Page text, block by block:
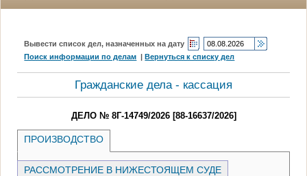
Вывести список дел, назначенных на дату
Поиск информации по делам |Вернуться к списку дел
Гражданские дела - кассация
ДЕЛО № 8Г-14749/2026 [88-16637/2026]
ПРОИЗВОДСТВО
РАССМОТРЕНИЕ В НИЖЕСТОЯЩЕМ СУДЕ